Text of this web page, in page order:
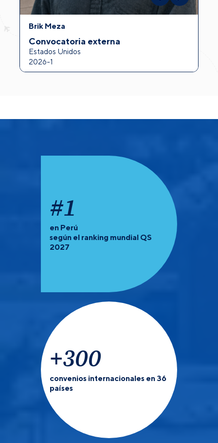
Brik Meza
Convocatoria externa
Estados Unidos
2026-1
#1
en Perú
según el ranking mundial QS
2027
+300
convenios internacionales en 36
países